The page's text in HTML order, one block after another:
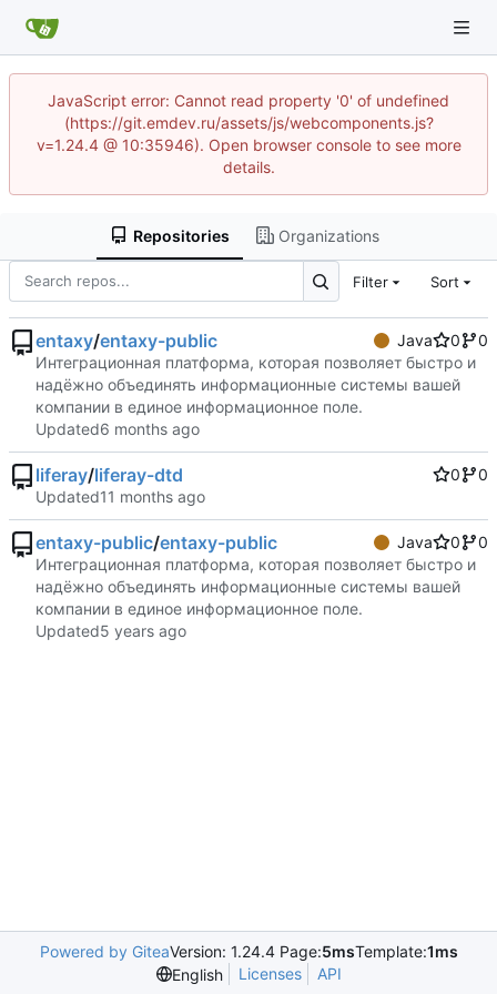
JavaScript error: Cannot read property '0' of undefined
(https://git.emdev.ru/assets/js/webcomponents.js?
v=1.24.4 @ 10:35946). Open browser console to see more
details.
Repositories Organizations
Filter Sort
entaxy/entaxy-public Java 0
0
Интеграционная платформа, которая позволяет быстро и
надёжно объединять информационные системы вашей
компании в единое информационное поле.
Updated
liferay/liferay-dtd 0
0
Updated
entaxy-public/entaxy-public Java 0
0
Интеграционная платформа, которая позволяет быстро и
надёжно объединять информационные системы вашей
компании в единое информационное поле.
Updated
Powered by GiteaVersion: 1.24.4 Page:5msTemplate:1ms
English
Licenses API